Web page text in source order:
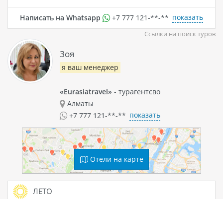
Написать на Whatsapp +7 777 121-**-** показать
Ссылки на поиск туров
Зоя
я ваш менеджер
«Eurasiatravel» - турагентсво
Алматы
+7 777 121-**-** показать
Отели на карте
ЛЕТО